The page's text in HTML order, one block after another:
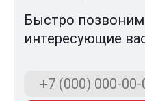
Быстро
интересующие